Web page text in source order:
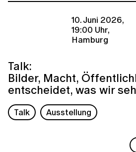
10. Juni 2026,
19:00 Uhr,
Hamburg
Talk:
Bilder, Macht,
entscheidet, was wir
Talk Ausstellung